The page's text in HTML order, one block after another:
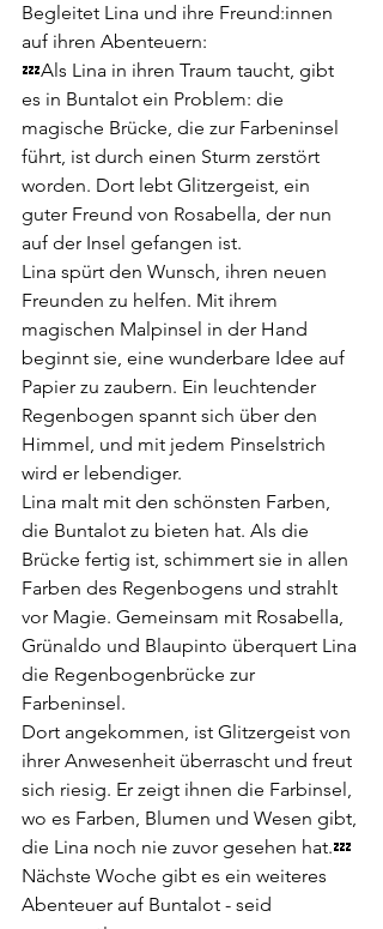
Begleitet Lina und ihre Freund:innen
auf ihren Abenteuern:
💤Als Lina in ihren Traum taucht, gibt
es in Buntalot ein Problem: die
magische Brücke, die zur Farbeninsel
führt, ist durch einen Sturm zerstört
worden. Dort lebt Glitzergeist, ein
guter Freund von Rosabella, der nun
auf der Insel gefangen ist.
Lina spürt den Wunsch, ihren neuen
Freunden zu helfen. Mit ihrem
magischen Malpinsel in der Hand
beginnt sie, eine wunderbare Idee auf
Papier zu zaubern. Ein leuchtender
Regenbogen spannt sich über den
Himmel, und mit jedem Pinselstrich
wird er lebendiger.
Lina malt mit den schönsten Farben,
die Buntalot zu bieten hat. Als die
Brücke fertig ist, schimmert sie in allen
Farben des Regenbogens und strahlt
vor Magie. Gemeinsam mit Rosabella,
Grünaldo und Blaupinto überquert Lina
die Regenbogenbrücke zur
Farbeninsel.
Dort angekommen, ist Glitzergeist von
ihrer Anwesenheit überrascht und freut
sich riesig. Er zeigt ihnen die Farbinsel,
wo es Farben, Blumen und Wesen gibt,
die Lina noch nie zuvor gesehen hat.💤
Nächste Woche gibt es ein weiteres
Abenteuer auf Buntalot - seid